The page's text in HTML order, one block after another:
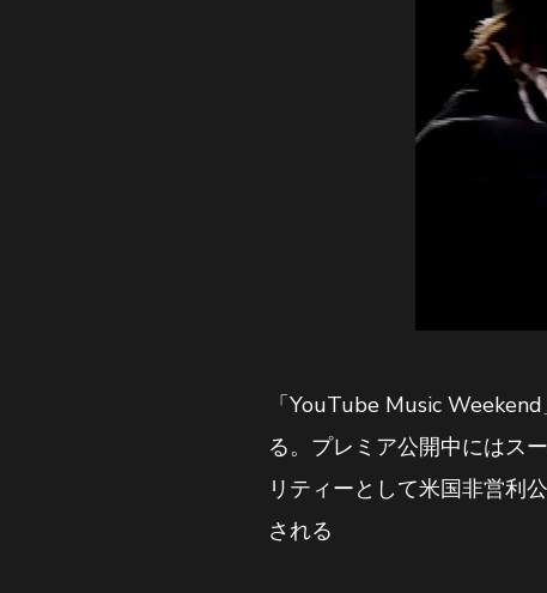
「YouTube Music
る。プレミア公開中にはス
リティーとして米国非営利
される